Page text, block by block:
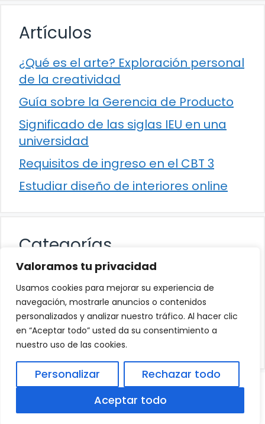
Valoramos tu privacidad
Usamos cookies para mejorar su experiencia de
navegación, mostrarle anuncios o contenidos
personalizados y analizar nuestro tráfico. Al hacer clic
en “Aceptar todo” usted da su consentimiento a
nuestro uso de las cookies.
Personalizar
Rechazar todo
Aceptar todo
Artículos
¿Qué es el arte? Exploración personal
de la creatividad
Guía sobre la Gerencia de Producto
Significado de las siglas IEU en una
universidad
Requisitos de ingreso en el CBT 3
Estudiar diseño de interiores online
Categorías
Cultura
Educación
Eventos
Trabajo
Política de Privacidad Aviso Legal|
Política de Cookies